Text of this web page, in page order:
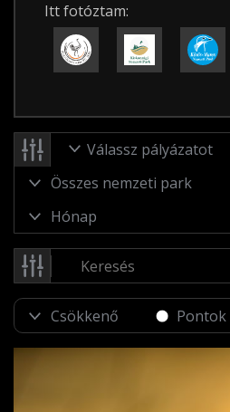
Itt fotóztam:
Válassz pályázatot
Pontok